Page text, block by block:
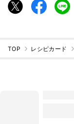
TOP レシピカード